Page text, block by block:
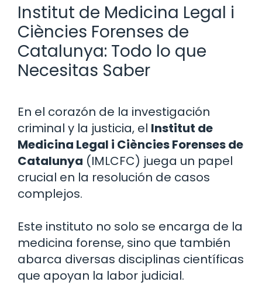
Institut de Medicina Legal i
Ciències Forenses de
Catalunya: Todo lo que
Necesitas Saber
En el corazón de la investigación
criminal y la justicia, el Institut de
Medicina Legal i Ciències Forenses de
Catalunya (IMLCFC) juega un papel
crucial en la resolución de casos
complejos.
Este instituto no solo se encarga de la
medicina forense, sino que también
abarca diversas disciplinas científicas
que apoyan la labor judicial.